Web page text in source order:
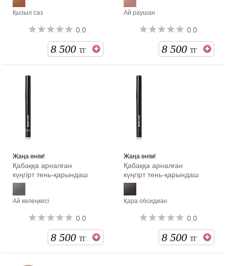
Қызыл саз
0.0
8 500 ТГ
Ай раушан
0.0
8 500 ТГ
Жаңа өнім!
Қабаққа арналған
күңгірт тень-қарындаш
Ай көлеңкесі
0.0
8 500 ТГ
Жаңа өнім!
Қабаққа арналған
күңгірт тень-қарындаш
Қара обсидиан
0.0
8 500 ТГ